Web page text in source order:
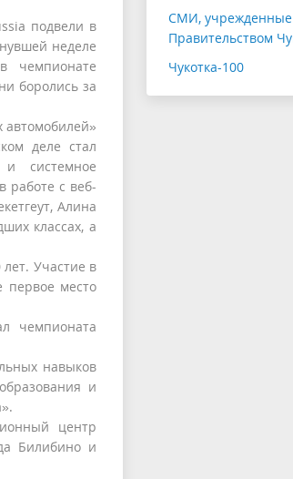
подвели в
неделе
чемпионате
боролись за
автомобилей»
деле стал
системное
работе с веб-
Алина
классах, а
Участие в
первое место
чемпионата
навыков
и
центр
Билибино и
СМИ, учрежденные
Правительством
Чукотка-100